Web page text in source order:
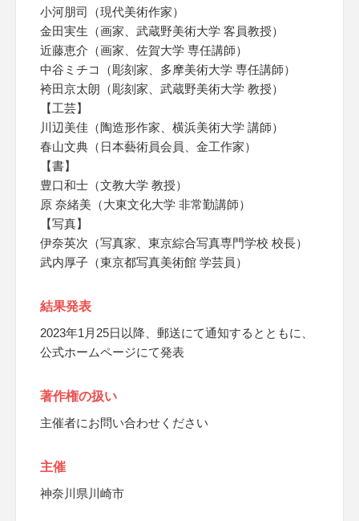
小河朋司（現代美術作家）
金田実生（画家、武蔵野美術大学 客員教授）
近藤恵介（画家、佐賀大学 専任講師）
中谷ミチコ（彫刻家、多摩美術大学 専任講師）
袴田京太朗（彫刻家、武蔵野美術大学 教授）
【工芸】
川辺美佳（陶造形作家、横浜美術大学 講師）
春山文典（日本藝術員会員、金工作家）
【書】
豊口和士（文教大学 教授）
原 奈緒美（大東文化大学 非常勤講師）
【写真】
伊奈英次（写真家、東京綜合写真専門学校 校長）
武内厚子（東京都写真美術館 学芸員）
結果発表
2023年1月25日以降、郵送にて通知するとともに、
公式ホームページにて発表
著作権の扱い
主催者にお問い合わせください
主催
神奈川県川崎市